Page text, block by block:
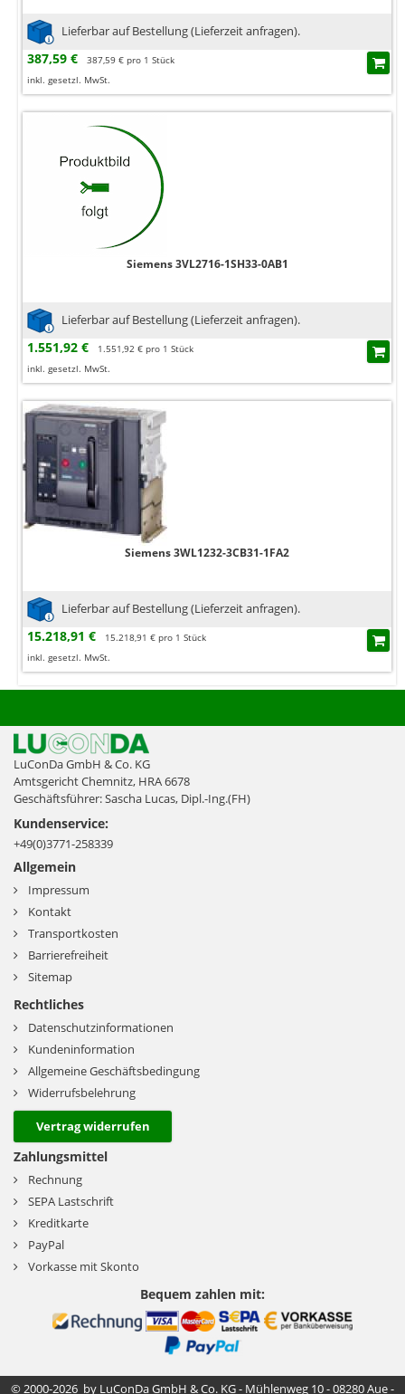
Lieferbar auf Bestellung (Lieferzeit anfragen).
387,59 €
387,59 € pro 1 Stück
inkl. gesetzl. MwSt.
Siemens 3VL2716-1SH33-0AB1
Lieferbar auf Bestellung (Lieferzeit anfragen).
1.551,92 €
1.551,92 € pro 1 Stück
inkl. gesetzl. MwSt.
Siemens 3WL1232-3CB31-1FA2
Lieferbar auf Bestellung (Lieferzeit anfragen).
15.218,91 €
15.218,91 € pro 1 Stück
inkl. gesetzl. MwSt.
LuConDa GmbH & Co. KG
Amtsgericht Chemnitz, HRA 6678
Geschäftsführer: Sascha Lucas, Dipl.-Ing.(FH)
Kundenservice:
+49(0)3771-258339
Allgemein
Impressum
Kontakt
Transportkosten
Barrierefreiheit
Sitemap
Rechtliches
Datenschutzinformationen
Kundeninformation
Allgemeine Geschäftsbedingung
Widerrufsbelehrung
Vertrag widerrufen
Zahlungsmittel
Rechnung
SEPA Lastschrift
Kreditkarte
PayPal
Vorkasse mit Skonto
Bequem zahlen mit:
© 2000-2026 by LuConDa GmbH & Co. KG - Mühlenweg 10 - 08280 Aue -